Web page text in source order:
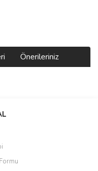
Önerileriniz